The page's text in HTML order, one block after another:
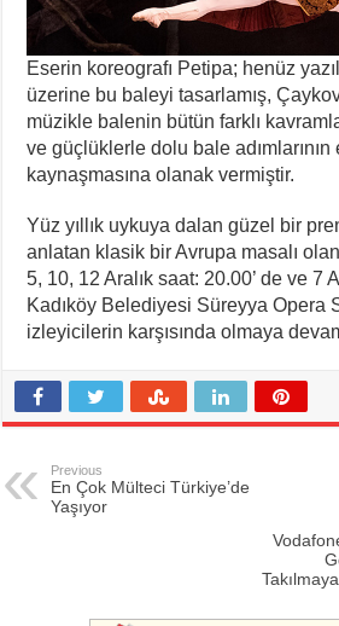
Eserin koreografı Petipa; henüz
üzerine bu baleyi tasarlamış,
müzikle balenin bütün farklı
ve güçlüklerle dolu bale
kaynaşmasına olanak vermiştir.
Yüz yıllık uykuya dalan güzel bir
anlatan klasik bir Avrupa masalı olan
5, 10, 12 Aralık saat: 20.00’ de ve 7
Kadıköy Belediyesi Süreyya Opera
izleyicilerin karşısında olmaya
Previous
En Çok Mülteci Türkiye’de
Yaşıyor